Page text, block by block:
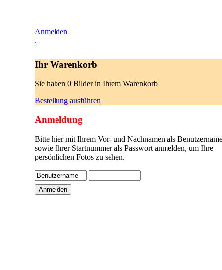
Anmelden
.
Ihr Warenkorb
Sie haben 0 Bilder in Ihrem Warenkorb
Bestellung ausführen
Anmeldung
Bitte hier mit Ihrem Vor- und Nachnamen als
sowie Ihrer Startnummer als Passwort anmelden, um Ihre
persönlichen Fotos zu sehen.